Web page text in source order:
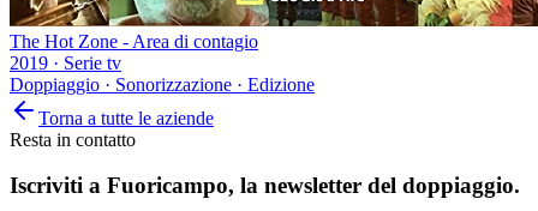
The Hot Zone - Area di contagio
2019 · Serie tv
Doppiaggio · Sonorizzazione · Edizione
Torna a tutte le aziende
Resta in contatto
Iscriviti a Fuoricampo, la newsletter del doppiaggio.